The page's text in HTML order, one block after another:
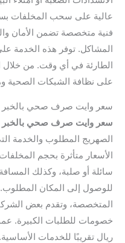
عالية على سحب المخلفات
فنية متخصصة تضمن الأمان
المشاكل. توفر هذه الخدمة
الطارئة في أي وقت. من خلال
على نظافة الشبكات الصحية
سعر وايت صرف صحي بالخبر
سعر وايت صرف صحي بالخبر
الصهريج المطلوب والخدمة
الأسعار متأثرة بحجم
سائلة أو صلبة، وكذلك
للوصول إلى المكان
المتخصصة، وتقدم بعض
ريال تقريبًا للخدمات